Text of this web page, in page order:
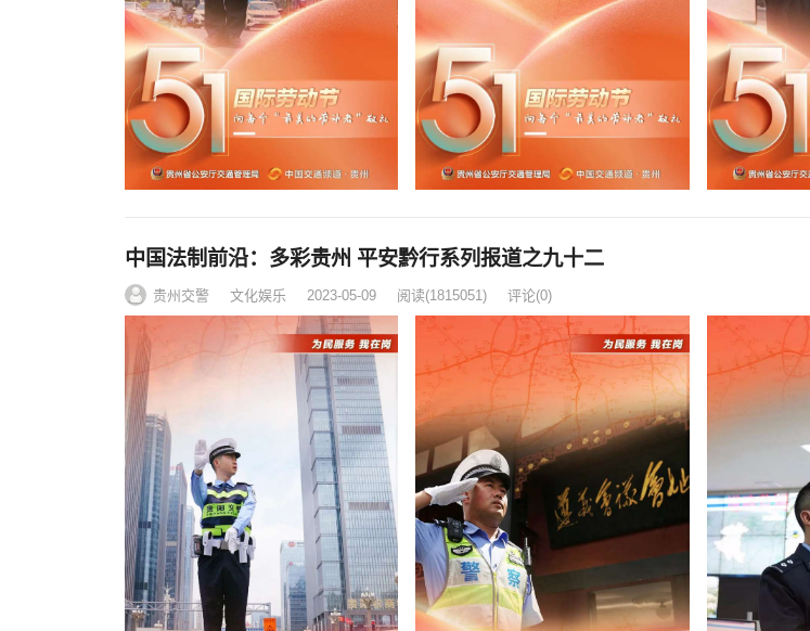
中国法制前沿：多彩贵州 平安黔行系列报道之九十二
贵州交警 文化娱乐 2023-05-09 阅读(1815051) 评论(0)